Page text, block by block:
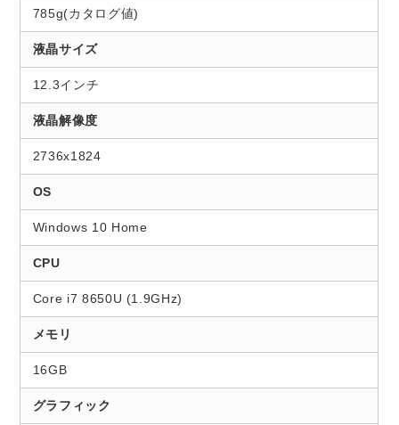
785g(カタログ値)
液晶サイズ
12.3インチ
液晶解像度
2736x1824
OS
Windows 10 Home
CPU
Core i7 8650U (1.9GHz)
メモリ
16GB
グラフィック